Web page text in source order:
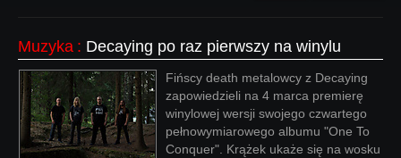
Muzyka : Decaying po raz pierwszy na winylu
Fińscy death metalowcy z Decaying
zapowiedzieli na 4 marca premierę
winylowej wersji swojego czwartego
pełnowymiarowego albumu "One To
Conquer". Krążek ukaże się na wosku